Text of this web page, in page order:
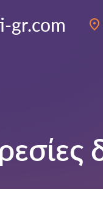
gr.com